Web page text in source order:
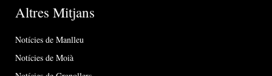
Altres Mitjans
Notícies de Manlleu
Notícies de Moià